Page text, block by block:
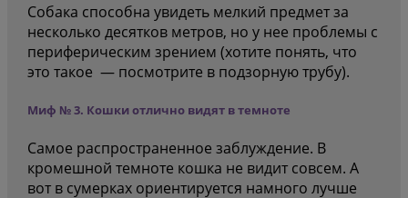
Собака способна увидеть мелкий предмет за
несколько десятков метров, но у нее проблемы с
периферическим зрением (хотите понять, что
это такое — посмотрите в подзорную трубу).
Миф № 3. Кошки отлично видят в темноте
Самое распространенное заблуждение. В
кромешной темноте кошка не видит совсем. А
вот в сумерках ориентируется намного лучше